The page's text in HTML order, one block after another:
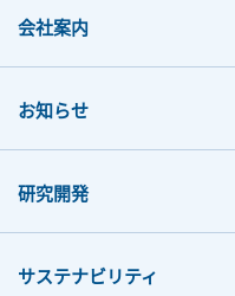
会社案内
お知らせ
研究開発
サステナビリティ